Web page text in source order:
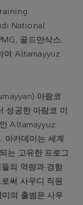
National
골드만삭스,
여 Altamayyuz
아람코
성공한 아람코 이
Altamayyuz
카데미는 세계
는 고유한 프로그
의 역량과 경험
써 사우디 직원
의 출범은 사우